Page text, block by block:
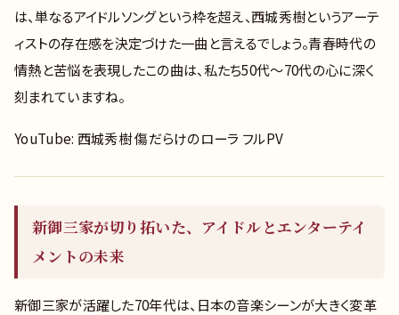
は、単なるアイドルソングという枠を超え、西城秀樹というアーテ
ィストの存在感を決定づけた一曲と言えるでしょう。青春時代の
情熱と苦悩を表現したこの曲は、私たち50代〜70代の心に深く
刻まれていますね。
YouTube: 西城秀樹 傷だらけのローラ フルPV
新御三家が切り拓いた、アイドルとエンターテイ
メントの未来
新御三家が活躍した70年代は、日本の音楽シーンが大きく変革